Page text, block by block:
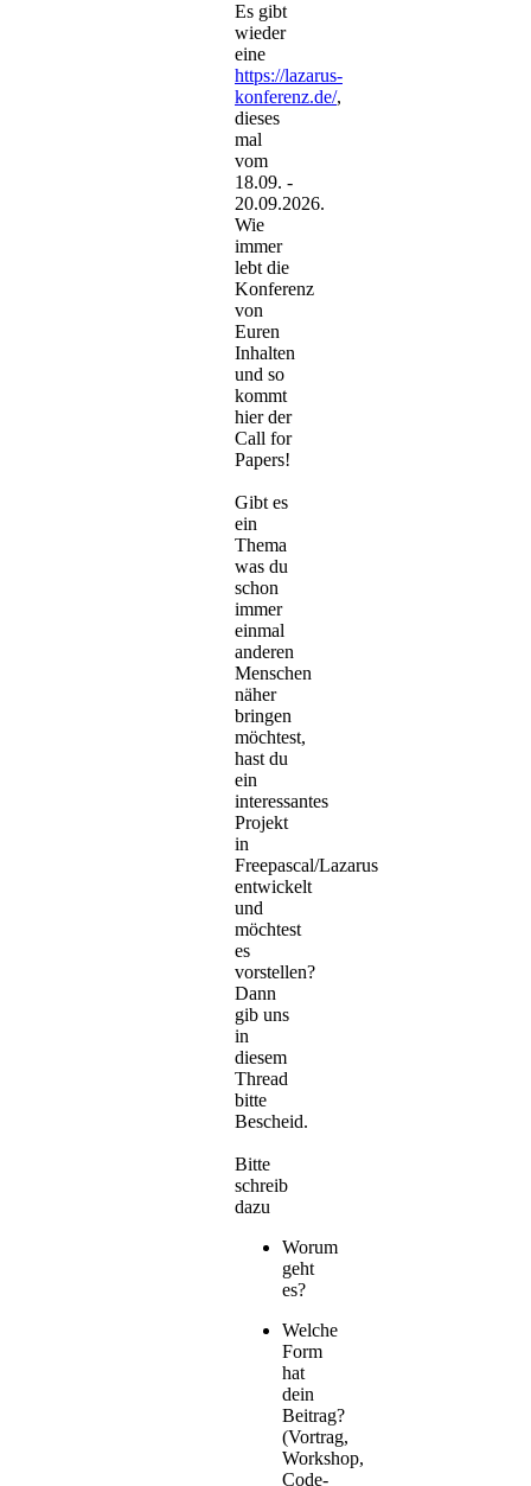
Es gibt
wieder
eine
https://lazarus-
konferenz.de/,
dieses
mal
vom
18.09. -
20.09.2026.
Wie
immer
lebt die
Konferenz
von
Euren
Inhalten
und so
kommt
hier der
Call for
Papers!
Gibt es
ein
Thema
was du
schon
immer
einmal
anderen
Menschen
näher
bringen
möchtest,
hast du
ein
interessantes
Projekt
in
Freepascal/Lazarus
entwickelt
und
möchtest
es
vorstellen?
Dann
gib uns
in
diesem
Thread
bitte
Bescheid.
Bitte
schreib
dazu
Worum
geht
es?
Welche
Form
hat
dein
Beitrag?
(Vortrag,
Workshop,
Code-